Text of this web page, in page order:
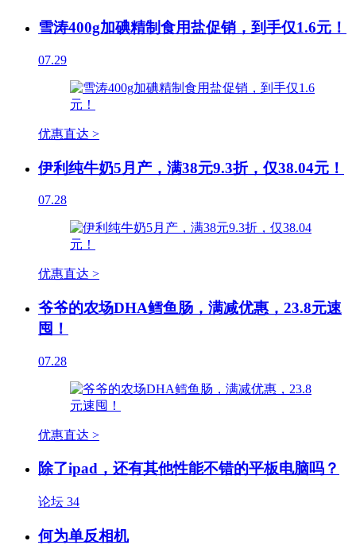
雪涛400g加碘精制食用盐促销，到手仅1.6元！
07.29
优惠直达 >
伊利纯牛奶5月产，满38元9.3折，仅38.04元！
07.28
优惠直达 >
爷爷的农场DHA鳕鱼肠，满减优惠，23.8元速
囤！
07.28
优惠直达 >
除了ipad，还有其他性能不错的平板电脑吗？
论坛 34
何为单反相机